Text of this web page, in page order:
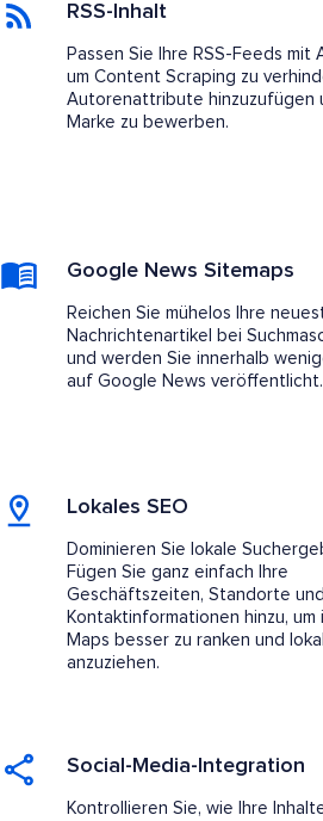
RSS-Inhalt
Passen Sie Ihre RSS-Feeds mit
um Content Scraping zu
Autorenattribute hinzuzufügen
Marke zu bewerben.
Google News Sitemaps
Reichen Sie mühelos Ihre
Nachrichtenartikel bei
und werden Sie innerhalb
auf Google News veröffentlicht.
Lokales SEO
Dominieren Sie lokale
Fügen Sie ganz einfach Ihre
Geschäftszeiten, Standorte und
Kontaktinformationen hinzu, um
Maps besser zu ranken und
anzuziehen.
Social-Media-Integration
Kontrollieren Sie, wie Ihre